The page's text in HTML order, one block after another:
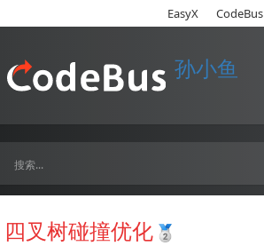
EasyX CodeBus
孙小鱼
四叉树碰撞优化